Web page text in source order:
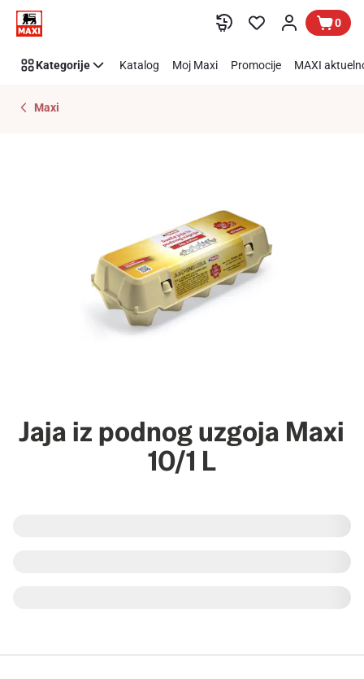
Preskoči link 0
Kategorije Katalog Moj Maxi Promocije MAXI
Maxi
Jaja iz podnog uzgoja Maxi
10/1 L